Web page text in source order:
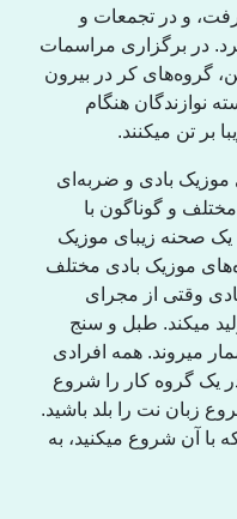
و در تجمعات و
در برگزاری مراسمات
گروەهای کر در بیرون
نوازندگان هنگام
بر تن میکنند.
موزیک بادی و ضربەای
و گوناگون با
یک صحنە زیبای موزیک
موزیک بادی مختلف
وقتی از مجرای
میکند. طبل و سنج
میروند. همە افرادی
در یک گروە کار را شروع
زبان نت را بلد باشید.
با آن شروع میکنید، بە